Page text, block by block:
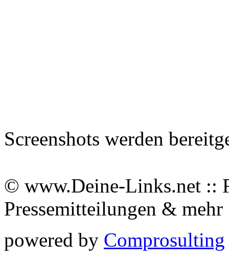
Screenshots werden
© www.Deine-Links.net ::
Pressemitteilungen &
powered by Comprosulting